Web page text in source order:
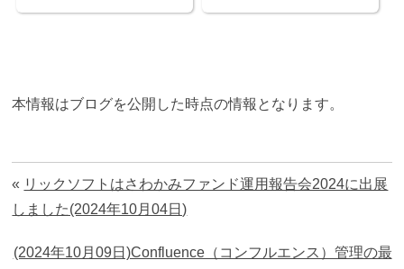
本情報はブログを公開した時点の情報となります。
« リックソフトはさわかみファンド運用報告会2024に出展
しました(2024年10月04日)
(2024年10月09日)Confluence（コンフルエンス）管理の最